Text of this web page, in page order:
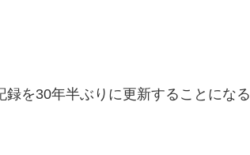
を30年半ぶりに更新することになる